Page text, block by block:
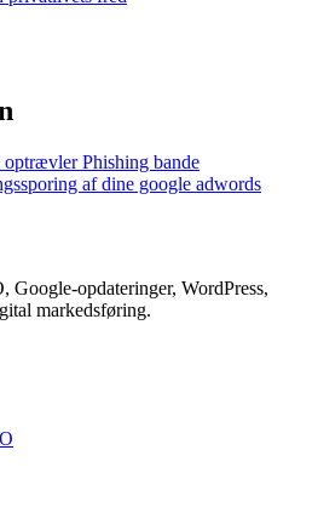
Phishing bande
af dine google adwords
Google-opdateringer, WordPress,
markedsføring.